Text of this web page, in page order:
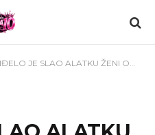
ALATKU ŽENI OD 53 GODINE! Kačavendina drugarica uživo u emisiji raskrinkala Rankovića, pa udarila na Janjuša: Pije pomoćna lekovita sredstva za potenciju… (VIDEO)